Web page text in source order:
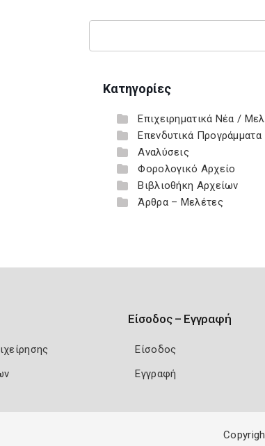
Κατηγορίες
Επιχειρηματικά Νέα /
Επενδυτικά Προγράμματα
Αναλύσεις
Φορολογικό Αρχείο
Βιβλιοθήκη Αρχείων
Άρθρα – Μελέτες
Είσοδος – Εγγραφή
Είσοδος
Εγγραφή